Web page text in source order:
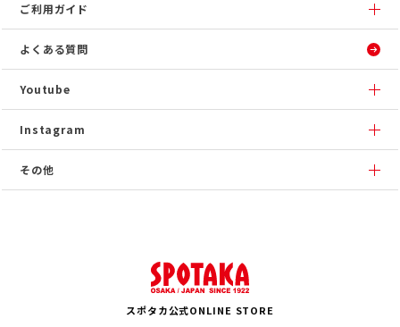
ご利用ガイド
よくある質問
Youtube
Instagram
その他
スポタカ公式ONLINE STORE